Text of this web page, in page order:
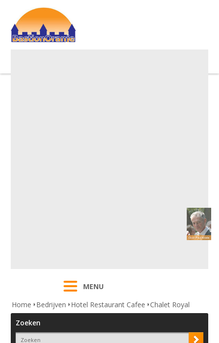
MENU
Home
Bedrijven Hotel Restaurant Cafee
Chalet Royal
Zoeken